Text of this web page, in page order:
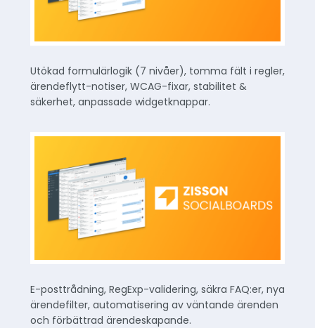
Utökad formulärlogik (7 nivåer), tomma fält i regler,
ärendeflytt-notiser, WCAG-fixar, stabilitet &
säkerhet, anpassade widgetknappar.
E-posttrådning, RegExp-validering, säkra FAQ:er, nya
ärendefilter, automatisering av väntande ärenden
och förbättrad ärendeskapande.